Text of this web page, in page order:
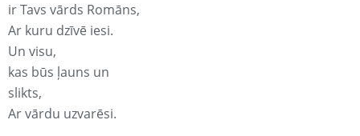
ir Tavs vārds Romāns,
Ar kuru dzīvē iesi.
Un visu,
kas būs ļauns un
slikts,
Ar vārdu uzvarēsi.